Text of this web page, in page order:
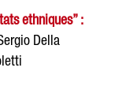
ethniques” :
Della